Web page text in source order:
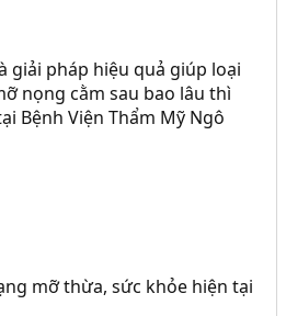
giải pháp hiệu quả giúp loại
nọng cằm sau bao lâu thì
Bệnh Viện Thẩm Mỹ Ngô
mỡ thừa, sức khỏe hiện tại